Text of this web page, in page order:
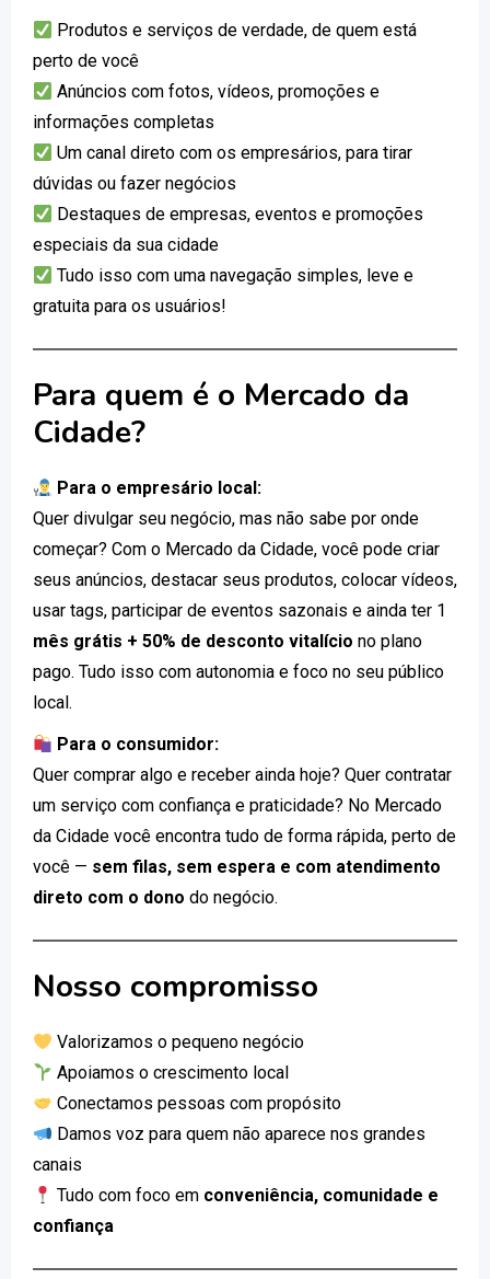
Produtos e serviços de verdade, de quem está
perto de você
Anúncios com fotos, vídeos, promoções e
informações completas
Um canal direto com os empresários, para tirar
dúvidas ou fazer negócios
Destaques de empresas, eventos e promoções
especiais da sua cidade
Tudo isso com uma navegação simples, leve e
gratuita para os usuários!
Para quem é o Mercado da
Cidade?
Para o empresário local:
Quer divulgar seu negócio, mas não sabe por onde
começar? Com o Mercado da Cidade, você pode criar
seus anúncios, destacar seus produtos, colocar vídeos,
usar tags, participar de eventos sazonais e ainda ter 1
mês grátis + 50% de desconto vitalício no plano
pago. Tudo isso com autonomia e foco no seu público
local.
Para o consumidor:
Quer comprar algo e receber ainda hoje? Quer contratar
um serviço com confiança e praticidade? No Mercado
da Cidade você encontra tudo de forma rápida, perto de
você — sem filas, sem espera e com atendimento
direto com o dono do negócio.
Nosso compromisso
Valorizamos o pequeno negócio
Apoiamos o crescimento local
Conectamos pessoas com propósito
Damos voz para quem não aparece nos grandes
canais
Tudo com foco em conveniência, comunidade e
confiança